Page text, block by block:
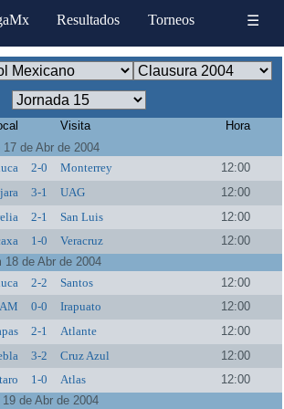
Resultados Torneos ☰
Visita
Hora
17 de Abr de 2004
2-0 Monterrey
12:00
3-1 UAG
12:00
2-1 San Luis
12:00
1-0 Veracruz
12:00
18 de Abr de 2004
2-2 Santos
12:00
0-0 Irapuato
12:00
2-1 Atlante
12:00
3-2 Cruz Azul
12:00
1-0 Atlas
12:00
19 de Abr de 2004